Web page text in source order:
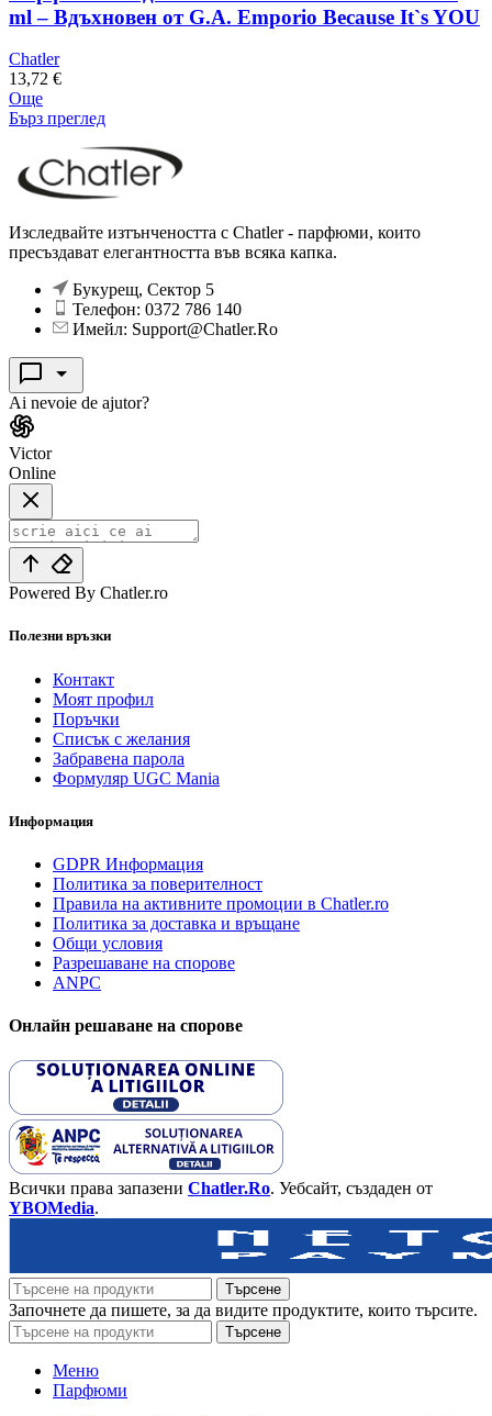
ml – Вдъхновен от G.A. Emporio Because It`s YOU
Chatler
13,72 €
Още
Бърз преглед
Изследвайте изтънчеността с Chatler - парфюми, които
пресъздават елегантността във всяка капка.
Букурещ, Сектор 5
Телефон: 0372 786 140
Имейл: Support@Chatler.Ro
Ai nevoie de ajutor?
Victor
Online
Powered By Chatler.ro
Полезни връзки
Контакт
Моят профил
Поръчки
Списък с желания
Забравена парола
Формуляр UGC Mania
Информация
GDPR Информация
Политика за поверителност
Правила на активните промоции в Chatler.ro
Политика за доставка и връщане
Общи условия
Разрешаване на спорове
ANPC
Онлайн решаване на спорове
Всички права запазени Chatler.Ro. Уебсайт, създаден от
YBOMedia.
Търсене
Започнете да пишете, за да видите продуктите, които търсите.
Търсене
Меню
Парфюми